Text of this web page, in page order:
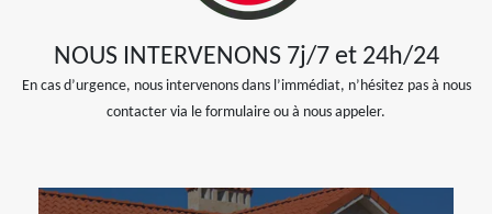
NOUS INTERVENONS 7j/7 et 24h/24
En cas d’urgence, nous intervenons dans l’immédiat, n’hésitez pas à nous
contacter via le formulaire ou à nous appeler.